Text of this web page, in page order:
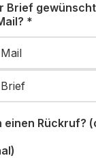
Brief
*
einen Rückruf?